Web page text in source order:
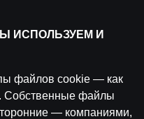
Dārziņš pirms ceturtdaļfināla
un Valdis Valters
ИСПОЛЬЗУЕМ И
файлов cookie — как
Собственные файлы
— компаниями,